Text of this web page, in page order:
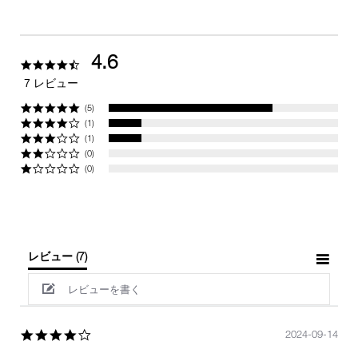
4.64.6
7 レビュー
(5)
(1)
(1)
(0)
(0)
レビュー (7)
レビューを書く
2024-09-14